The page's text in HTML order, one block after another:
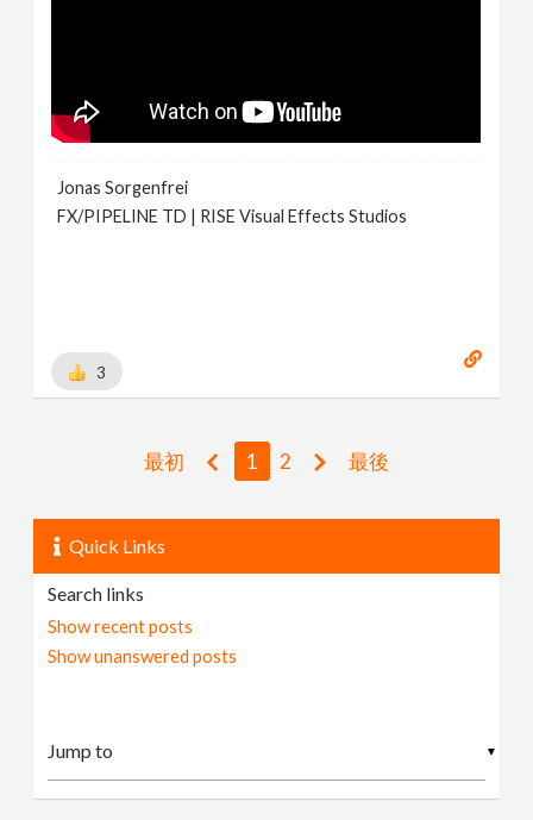
Jonas Sorgenfrei
FX/PIPELINE TD | RISE Visual Effects Studios
3
最初 1 2 最後
Quick Links
Search links
Show recent posts
Show unanswered posts
▼